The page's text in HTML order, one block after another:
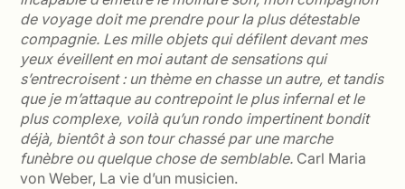
de voyage doit me prendre pour la plus détestable
compagnie. Les mille objets qui défilent devant mes
yeux éveillent en moi autant de sensations qui
s’entrecroisent : un thème en chasse un autre, et tandis
que je m’attaque au contrepoint le plus infernal et le
plus complexe, voilà qu’un rondo impertinent bondit
déjà, bientôt à son tour chassé par une marche
funèbre ou quelque chose de semblable. Carl Maria
von Weber, La vie d’un musicien.